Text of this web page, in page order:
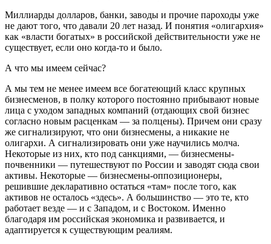
Миллиарды долларов, банки, заводы и прочие пароходы уже
не дают того, что давали 20 лет назад. И понятия «олигархия»
как «власти богатых» в российской действительности уже не
существует, если оно когда-то и было.
А что мы имеем сейчас?
А мы тем не менее имеем все богатеющий класс крупных
бизнесменов, в полку которого постоянно прибывают новые
лица с уходом западных компаний (отдающих свой бизнес
согласно новым расценкам — за полцены). Причем они сразу
же сигнализируют, что они бизнесмены, а никакие не
олигархи. А сигнализировать они уже научились молча.
Некоторые из них, кто под санкциями, — бизнесмены-
почвенники — путешествуют по России и заводят сюда свои
активы. Некоторые — бизнесмены-оппозиционеры,
решившие декларативно остаться «там» после того, как
активов не осталось «здесь». А большинство — это те, кто
работает везде — и с Западом, и с Востоком. Именно
благодаря им российская экономика и развивается, и
адаптируется к существующим реалиям.